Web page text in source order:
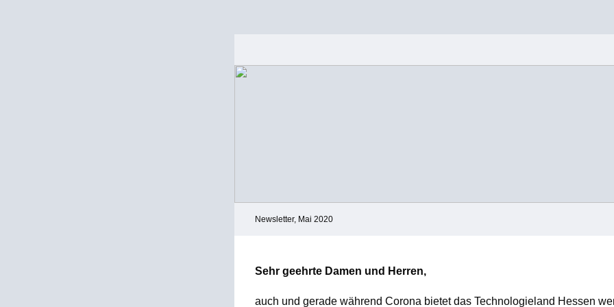
Newsletter, Mai 2020
Sehr geehrte Damen und Herren,
auch und gerade während Corona bietet das Technologieland Hessen